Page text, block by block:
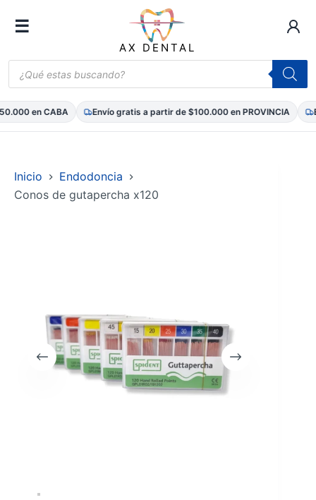
☰
AX DENTAL
Búsqueda
de
productos
en CABA Envío gratis a partir de $100.000 en PROVINCIA
contenido
Inicio
Endodoncia
Conos de gutapercha x120